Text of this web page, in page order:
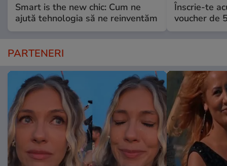
Smart is the new chic: Cum ne
ajută tehnologia să ne reinventăm
Înscrie-te
voucher de
PARTENERI